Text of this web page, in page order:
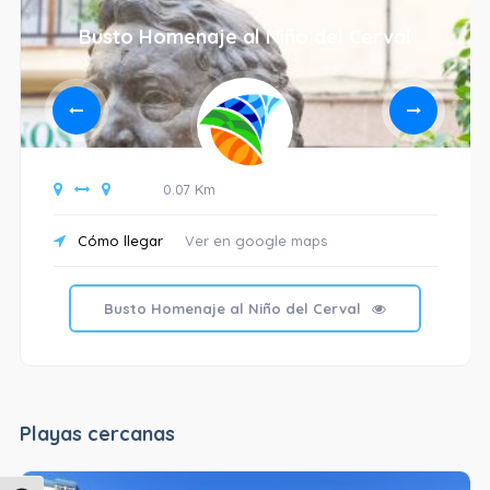
Busto Homenaje al Niño del Cerval
0.07 Km
Cómo llegar Ver en google maps
Busto Homenaje al Niño del Cerval
Playas cercanas